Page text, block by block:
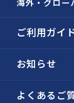
海外・グロー
ご利用ガイ
お知らせ
よくあるご